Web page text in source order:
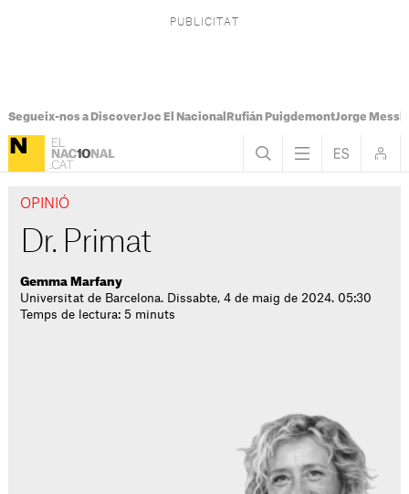
Segueix-nos a DiscoverJoc El Nacional Rufián PuigdemontJorge Messi
OPINIÓ
Dr. Primat
Gemma Marfany
Universitat de Barcelona. Dissabte, 4 de maig de 2024. 05:30
Temps de lectura: 5 minuts